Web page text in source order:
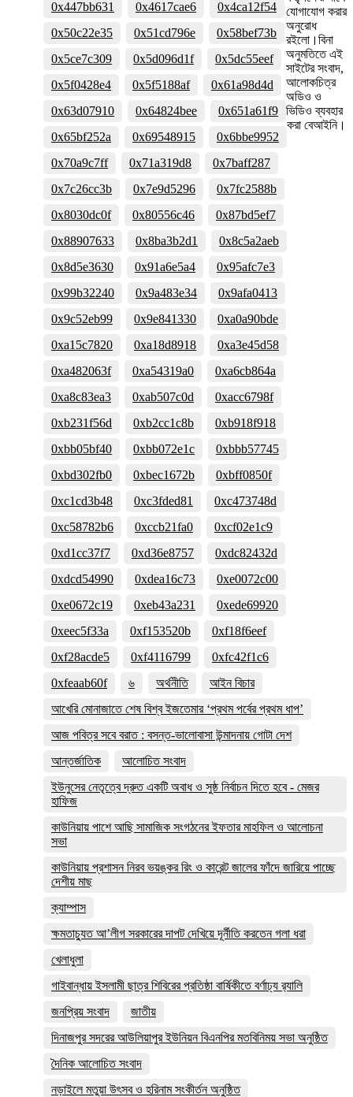
0x447bb631 0x4617cae6
0x4ca12f54
0x50c22e35
0x51cd796e
0x58bef73b
0x5ce7c309
0x5d096d1f
0x5dc55eef
0x5f0428e4
0x5f5188af
0x61a98d4d
0x63d07910
0x64824bee
0x651a61f9
0x65bf252a
0x69548915
0x6bbe9952
0x70a9c7ff
0x71a319d8
0x7baff287
0x7c26cc3b
0x7e9d5296
0x7fc2588b
0x8030dc0f
0x80556c46
0x87bd5ef7
0x88907633
0x8ba3b2d1
0x8c5a2aeb
0x8d5e3630
0x91a6e5a4
0x95afc7e3
0x99b32240
0x9a483e34
0x9afa0413
0x9c52eb99
0x9e841330
0xa0a90bde
0xa15c7820
0xa18d8918
0xa3e45d58
0xa482063f
0xa54319a0
0xa6cb864a
0xa8c83ea3
0xab507c0d
0xacc6798f
0xb231f56d
0xb2cc1c8b
0xb918f918
0xbb05bf40
0xbb072e1c
0xbbb57745
0xbd302fb0
0xbec1672b
0xbff0850f
0xc1cd3b48
0xc3fded81
0xc473748d
0xc58782b6
0xccb21fa0
0xcf02e1c9
0xd1cc37f7
0xd36e8757
0xdc82432d
0xdcd54990
0xdea16c73
0xe0072c00
0xe0672c19
0xeb43a231
0xede69920
0xeec5f33a
0xf153520b
0xf18f6eef
0xf28acde5
0xf4116799
0xfc42f1c6
0xfeaab60f
৬ অর্থনীতি
আইন বিচার
আখেরি মোনাজাতে শেষ বিশ্ব ইজতেমার ‘প্রথম পর্বের প্রথম ধাপ’
আজ পবিত্র সবে বরাত : বসন্ত-ভালোবাসা উন্মাদনায় গোটা দেশ
আন্তর্জাতিক
আলোচিত সংবাদ
ইউনুসের নেতৃত্বে দ্রুত একটি অবাধ ও সুষ্ঠ নির্বাচন দিতে হবে - মেজর
হাফিজ
কাউনিয়ায় পাশে আছি সামাজিক সংগঠনের ইফতার মাহফিল ও আলোচনা
সভা
কাউনিয়ায় প্রশাসন নিরব ভয়ঙ্কর রিং ও কারেন্ট জালের ফাঁদে জারিয়ে পাচ্ছে
দেশীয় মাছ
ক্যাম্পাস
ক্ষমতাচ্যুত আ’লীগ সরকারের দাপট দেখিয়ে দূর্নীতি করতেন গলা ধরা
খেলাধুলা
গাইবান্ধায় ইসলামী ছাত্র শিবিরের প্রতিষ্ঠা বার্ষিকীতে বর্ণাঢ্য র‌্যালি
জনপ্রিয় সংবাদ
জাতীয়
দিনাজপুর সদরের আউলিয়াপুর ইউনিয়ন বিএনপির মতবিনিময় সভা অনুষ্ঠিত
দৈনিক আলোচিত সংবাদ
নড়াইলে মতুয়া উৎসব ও হরিনাম সংকীর্তন অনুষ্ঠিত
যোগাযোগ করার
অনুরোধ
রইলো।বিনা
অনুমতিতে এই
সাইটের সংবাদ,
আলোকচিত্র
অডিও ও
ভিডিও ব্যবহার
করা বেআইনি।